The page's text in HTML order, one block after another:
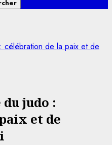
célébration de la paix et de
judo :
et de